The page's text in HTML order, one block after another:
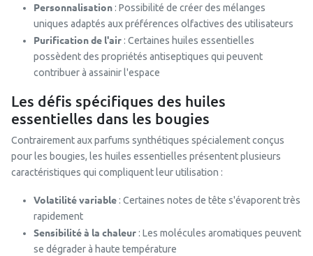
Personnalisation : Possibilité de créer des mélanges
uniques adaptés aux préférences olfactives des utilisateurs
Purification de l'air : Certaines huiles essentielles
possèdent des propriétés antiseptiques qui peuvent
contribuer à assainir l'espace
Les défis spécifiques des huiles
essentielles dans les bougies
Contrairement aux parfums synthétiques spécialement conçus
pour les bougies, les huiles essentielles présentent plusieurs
caractéristiques qui compliquent leur utilisation :
Volatilité variable : Certaines notes de tête s'évaporent très
rapidement
Sensibilité à la chaleur : Les molécules aromatiques peuvent
se dégrader à haute température